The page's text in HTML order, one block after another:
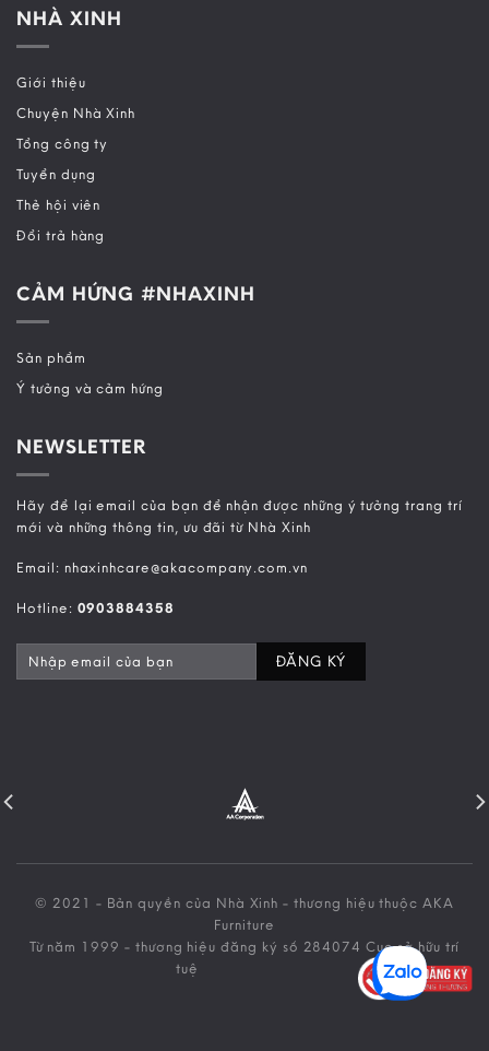
NHÀ XINH
Giới thiệu
Chuyện Nhà Xinh
Tổng công ty
Tuyển dụng
Thẻ hội viên
Đổi trả hàng
CẢM HỨNG #NHAXINH
Sản phẩm
Ý tưởng và cảm hứng
NEWSLETTER
Hãy để lại email của bạn để nhận được những ý tưởng trang trí
mới và những thông tin, ưu đãi từ Nhà Xinh
Email: nhaxinhcare@akacompany.com.vn
Hotline: 0903884358
© 2021 - Bản quyền của Nhà Xinh - thương hiệu thuộc AKA
Furniture
Từ năm 1999 - thương hiệu đăng ký số 284074 Cục sở hữu trí
tuệ